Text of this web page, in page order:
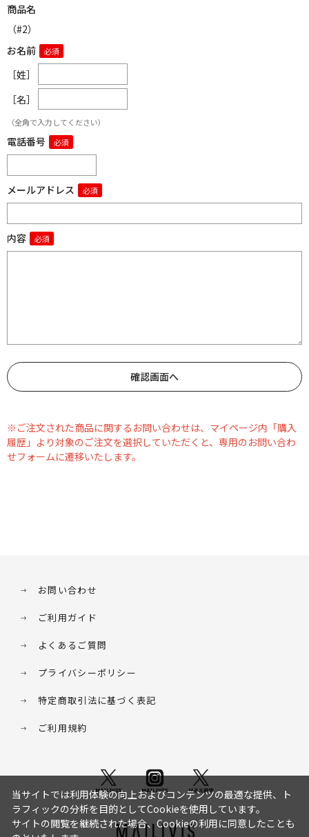
商品名
（#2）
お名前
［姓］
［名］
（全角で入力してください）
電話番号
メールアドレス
内容
※ご注文された商品に関するお問い合わせは、マイページ内「購入
履歴」より対象のご注文を選択していただくと、専用のお問い合わ
せフォームに遷移いたします。
お問い合わせ
ご利用ガイド
よくあるご質問
プライバシーポリシー
特定商取引法に基づく表記
ご利用規約
当サイトでは利用体験の向上およびコンテンツの最適な提供、ト
ラフィックの分析を目的としてCookieを使用しています。
サイトの閲覧を継続された場合、Cookieの利用に同意したことも